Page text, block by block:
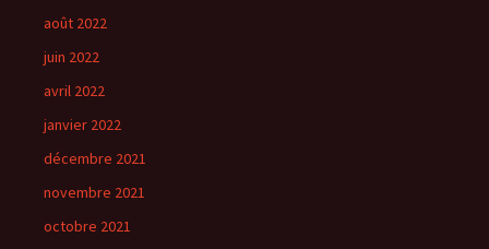
août 2022
juin 2022
avril 2022
janvier 2022
décembre 2021
novembre 2021
octobre 2021